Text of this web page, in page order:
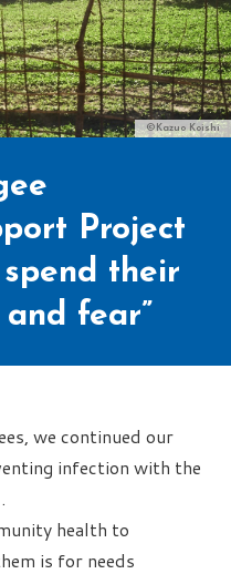
©Kazuo Koishi
Project
spend their
fear”
we continued our
infection with the
health to
is for needs